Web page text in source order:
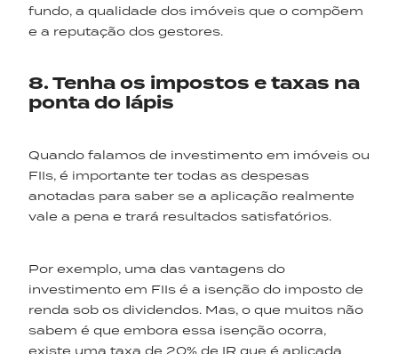
fundo, a qualidade dos imóveis que o compõem
e a reputação dos gestores.
8. Tenha os impostos e taxas na
ponta do lápis
Quando falamos de investimento em imóveis ou
FIIs, é importante ter todas as despesas
anotadas para saber se a aplicação realmente
vale a pena e trará resultados satisfatórios.
Por exemplo, uma das vantagens do
investimento em FIIs é a isenção do imposto de
renda sob os dividendos. Mas, o que muitos não
sabem é que embora essa isenção ocorra,
existe uma taxa de 20% de IR que é aplicada